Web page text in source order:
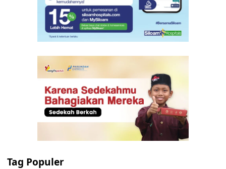
Tag Populer